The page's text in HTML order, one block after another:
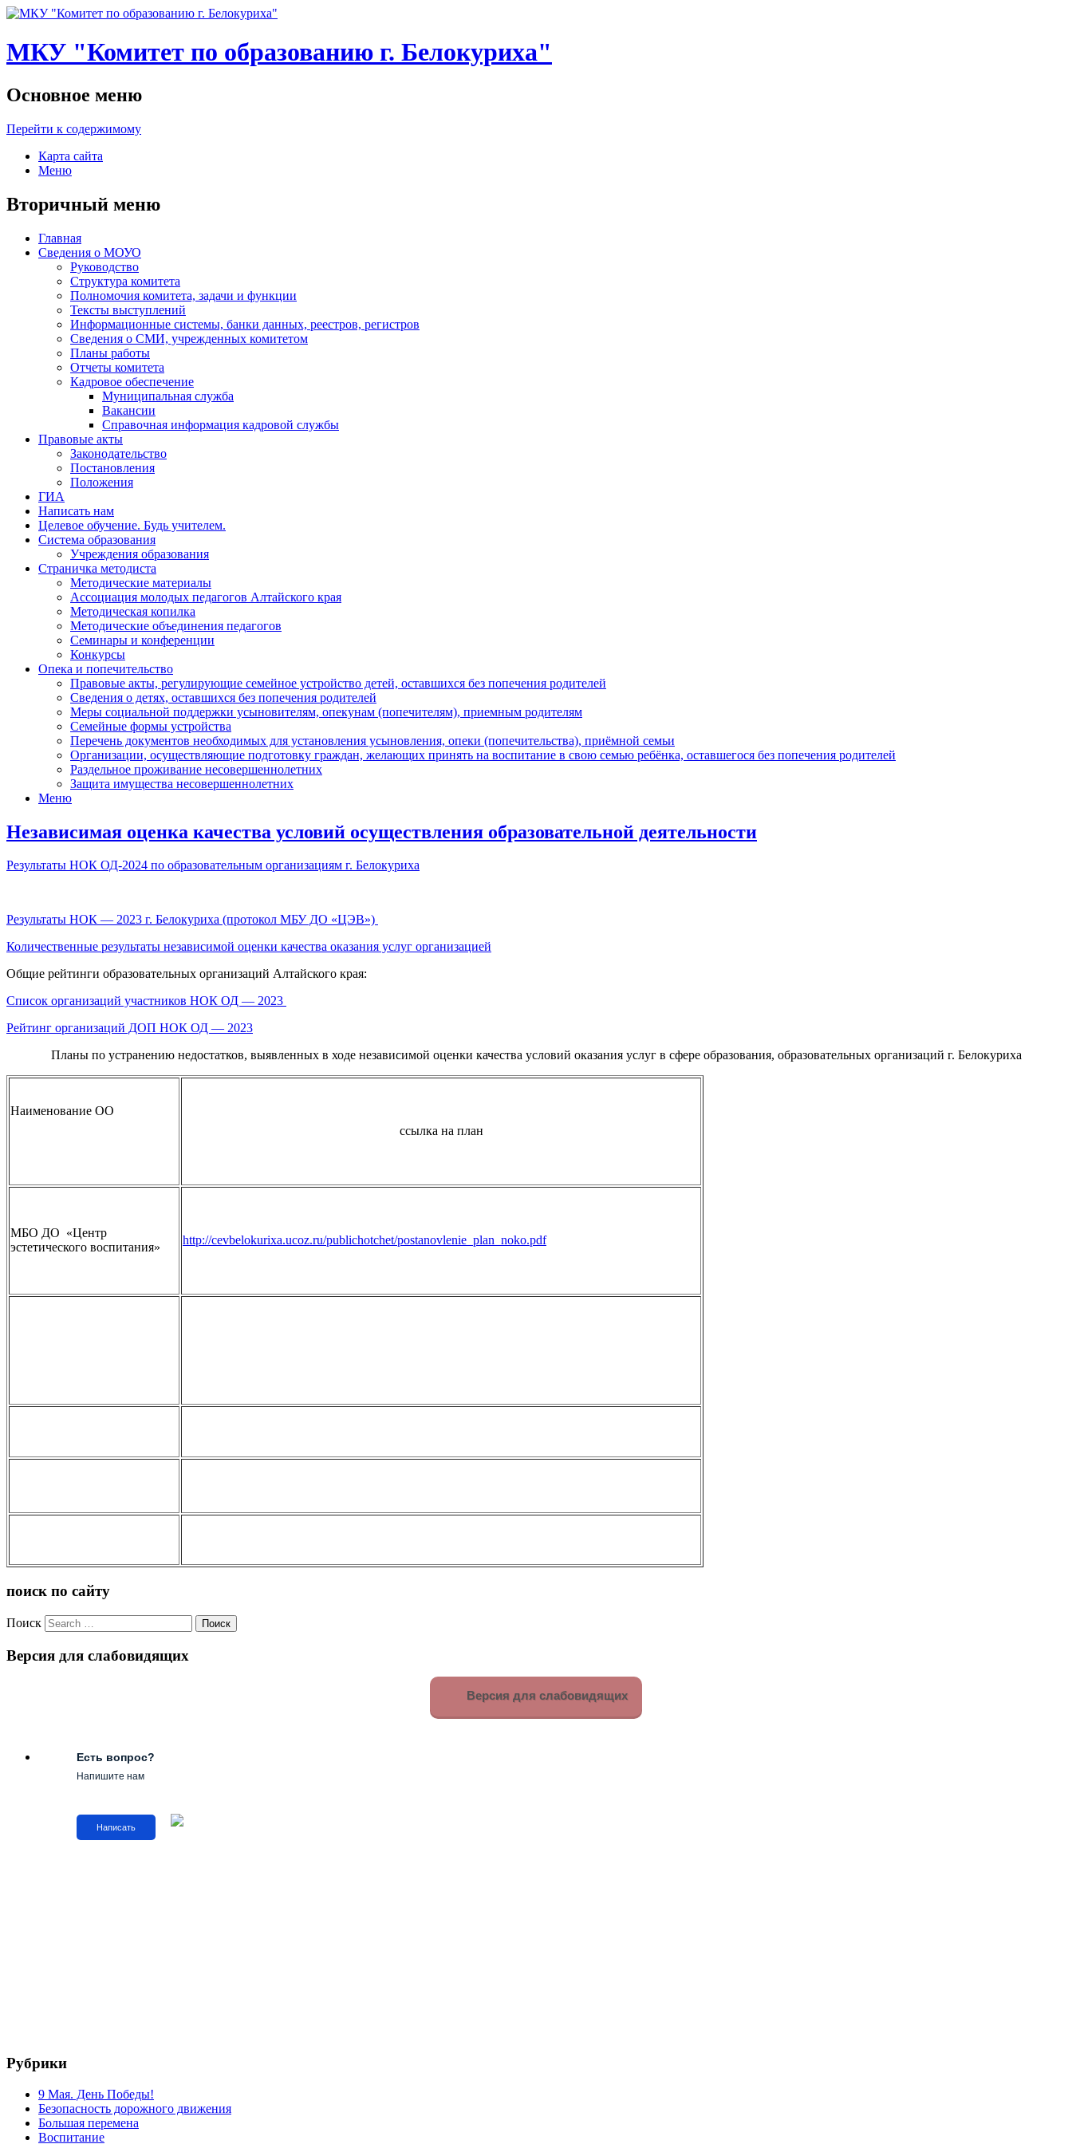
МКУ "Комитет по образованию г. Белокуриха"
Основное меню
Перейти к содержимому
Карта сайта
Меню
Вторичный меню
Главная
Сведения о МОУО
Руководство
Структура комитета
Полномочия комитета, задачи и функции
Тексты выступлений
Информационные системы, банки данных, реестров, регистров
Сведения о СМИ, учрежденных комитетом
Планы работы
Отчеты комитета
Кадровое обеспечение
Муниципальная служба
Вакансии
Справочная информация кадровой службы
Правовые акты
Законодательство
Постановления
Положения
ГИА
Написать нам
Целевое обучение. Будь учителем.
Система образования
Учреждения образования
Страничка методиста
Методические материалы
Ассоциация молодых педагогов Алтайского края
Методическая копилка
Методические объединения педагогов
Семинары и конференции
Конкурсы
Опека и попечительство
Правовые акты, регулирующие семейное устройство детей, оставшихся без попечения родителей
Сведения о детях, оставшихся без попечения родителей
Меры социальной поддержки усыновителям, опекунам (попечителям), приемным родителям
Семейные формы устройства
Перечень документов необходимых для установления усыновления, опеки (попечительства), приёмной семьи
Организации, осуществляющие подготовку граждан, желающих принять на воспитание в свою семью ребёнка, оставшегося без попечения родителей
Раздельное проживание несовершеннолетних
Защита имущества несовершеннолетних
Меню
Независимая оценка качества условий осуществления образовательной деятельности
Результаты НОК ОД-2024 по образовательным организациям г. Белокуриха
Результаты НОК — 2023 г. Белокуриха (протокол МБУ ДО «ЦЭВ»)
Количественные результаты независимой оценки качества оказания услуг организацией
Общие рейтинги образовательных организаций Алтайского края:
Список организаций участников НОК ОД — 2023
Рейтинг организаций ДОП НОК ОД — 2023
Планы по устранению недостатков, выявленных в ходе независимой оценки качества условий оказания услуг в сфере образования, образовательных организаций г. Белокуриха
Наименование ОО
ссылка на план
МБО ДО «Центр
эстетического воспитания»
http://cevbelokurixa.ucoz.ru/publichotchet/postanovlenie_plan_noko.pdf
поиск по сайту
Поиск
Версия для слабовидящих
Версия для слабовидящих
Есть вопрос?
Напишите нам
Написать
Рубрики
9 Мая. День Победы!
Безопасность дорожного движения
Большая перемена
Воспитание